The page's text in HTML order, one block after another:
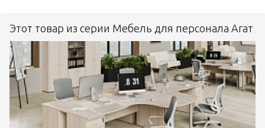
Этот товар из серии Мебель для персонала Агат